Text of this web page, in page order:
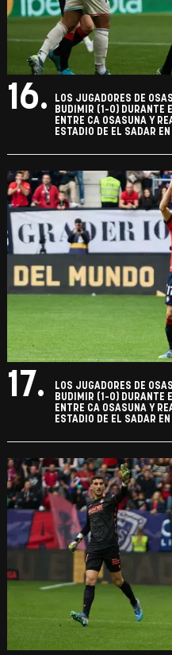
16.
LOS JUGADORES DE
BUDIMIR (1-0) DURANTE
ENTRE CA OSASUNA Y
ESTADIO DE EL SADAR
17.
LOS JUGADORES DE
BUDIMIR (1-0) DURANTE
ENTRE CA OSASUNA Y
ESTADIO DE EL SADAR